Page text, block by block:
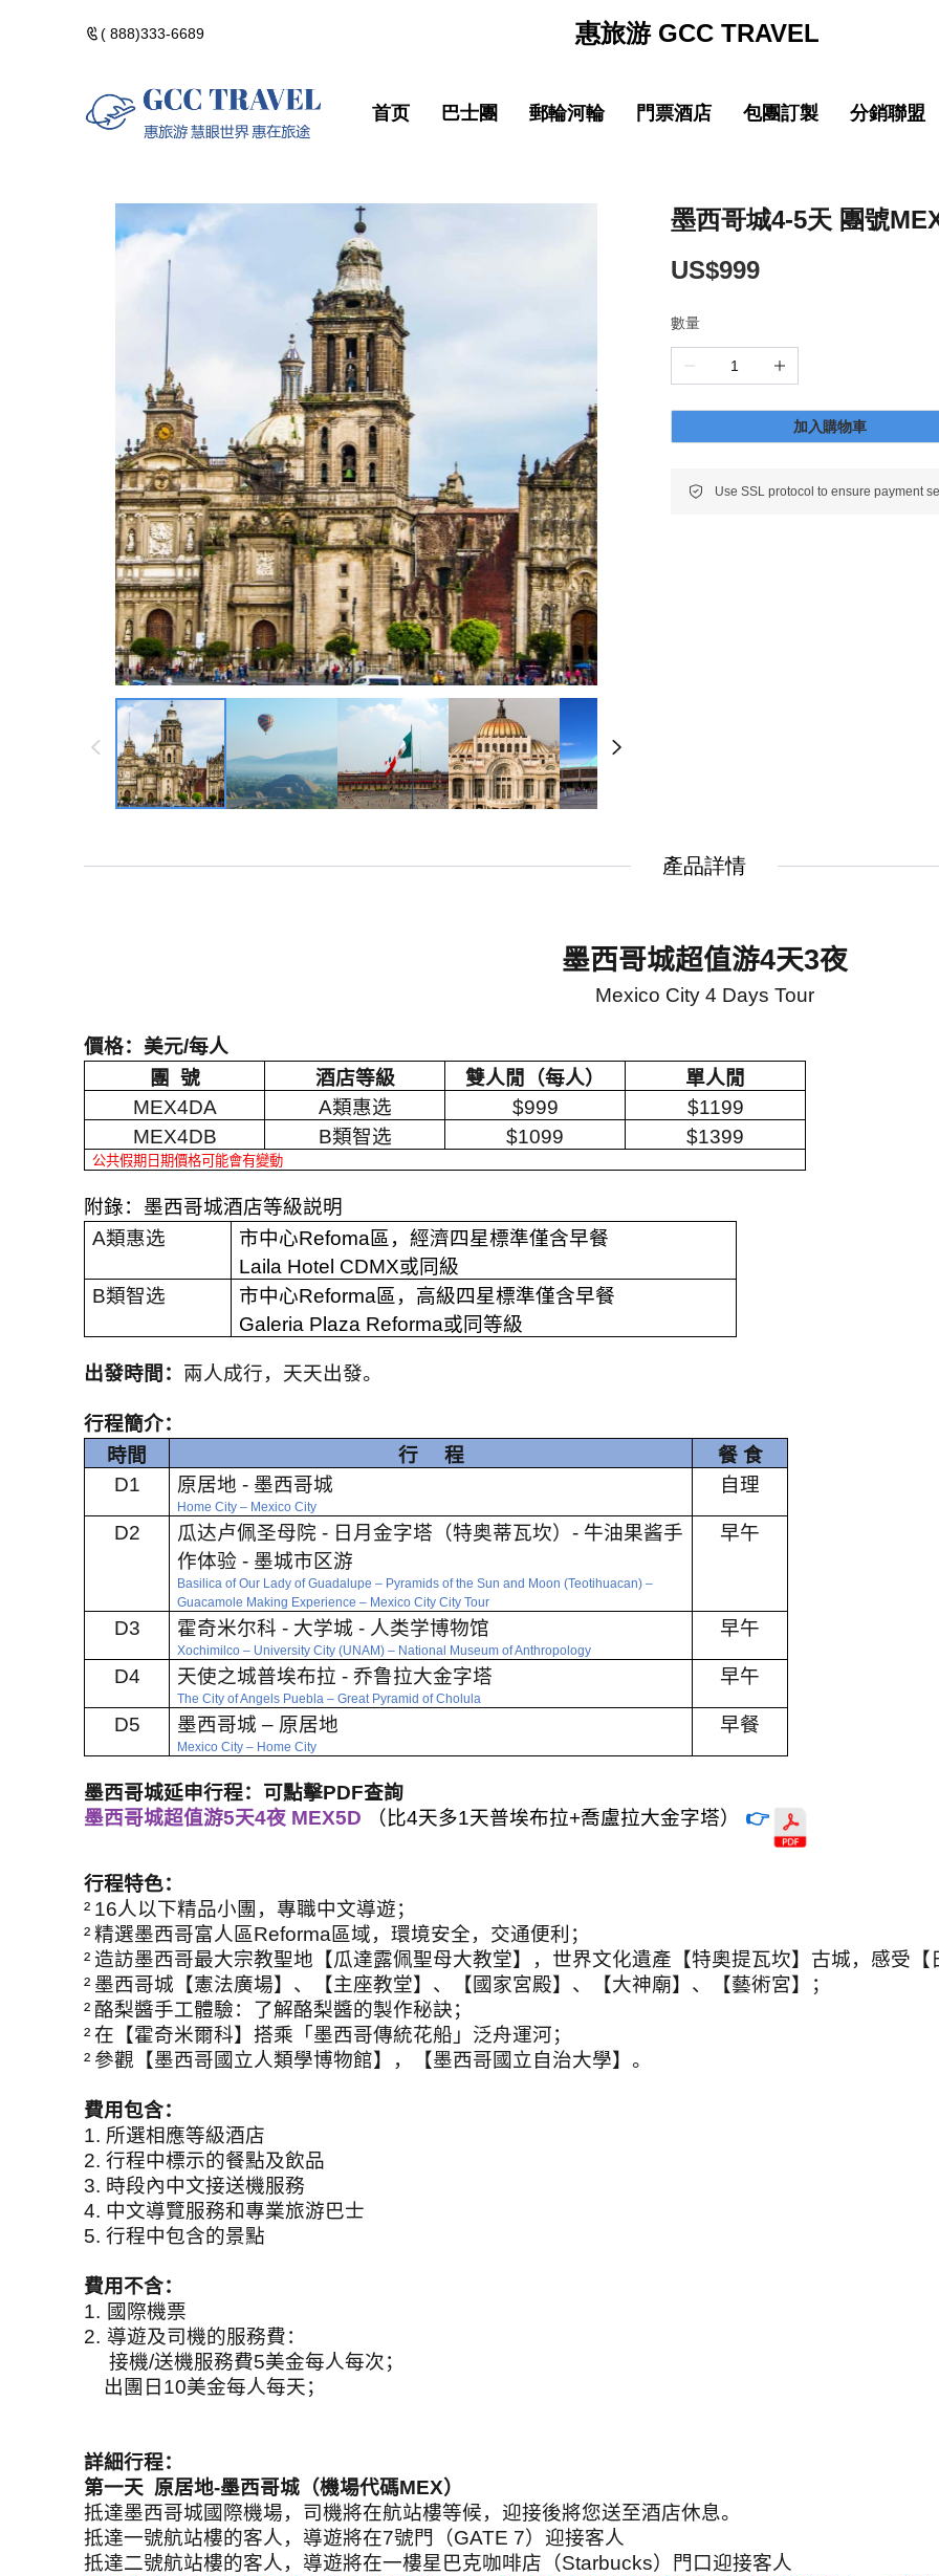
( 888)333-6689 惠旅游 GCC TRAVEL
黃石國家公園
加拿大落基山
美國西部遊
美國東部遊
夏威夷群島・精選
北極光觀測・精選
佛州陽光・美國城市
墨西哥 ・中南美洲
奢華 歐洲甄選
澳大利亞 新西蘭
非洲 中東 中亞
惠旅全球甄選
輕旅行(美洲)
輕旅行(歐洲)
New
New
河輪熱門路線
維京熱門路線(VIKING)
中文導遊河輪路線
郵輪品牌專區
精選酒店
點擊添加企業微信 點擊添加企業LINE
首页 巴士團
黃石國家公園
加拿大落基山
美國西部遊
美國東部遊
夏威夷群島・精選
北極光觀測・精選
佛州陽光・美國城市
墨西哥 ・中南美洲
品質 亞洲精選
超值 亞洲精選
品質 歐洲環線
奢華 歐洲甄選
澳大利亞 新西蘭
非洲 中東 中亞
惠旅全球甄選
輕旅行(美洲)
輕旅行(歐洲)
New
New
郵輪河輪
河輪熱門路線
維京熱門路線(VIKING)
中文導遊河輪路線
郵輪品牌專區
門票酒店
精選酒店
包團訂製 分銷聯盟
點擊添加企業微信
墨西哥城4-5天 團號
US$999
數量
加入購物車
產品詳情
墨西哥城超值游4天3夜
Mexico City 4 Days Tour
價格：美元/每人
團
號 酒店等級 雙人閒（每人）
單人閒
MEX4DA
A類惠选 $999
$1199
MEX4DB
B類智选 $1099 $1399
公共假期日期價格可能會有變動
附錄：墨西哥城酒店等級説明
A類惠选 市中心Refoma區，經濟四星標準僅含早餐
Laila Hotel CDMX或同級
B類智选 市中心Reforma區，高級四星標準僅含早餐
Galeria Plaza Reforma或同等級
出發時間： 兩人成行，天天出發。
行程簡介：
時間
行 程
餐 食
D1
原居地 - 墨西哥城
Home City– Mexico City
自理
D2 瓜达卢佩圣母院 - 日月金字塔（特奥蒂瓦坎）- 牛油果酱手
作体验 - 墨城市区游
Basilica of Our Lady of Guadalupe– Pyramids of the Sun and Moon (Teotihuacan)–
Guacamole Making Experience– Mexico City City Tour
早午
D3 霍奇米尔科 - 大学城 - 人类学博物馆
Xochimilco– University City (UNAM)– National Museum of Anthropology
早午
D4 天使之城普埃布拉 -乔鲁拉大金字塔
The City of Angels Puebla– Great Pyramid of Cholula
早午
D5 墨西哥城 – 原居地
Mexico City– Home City
早餐
墨西哥城延申行程：可點擊PDF查詢
墨西哥城超值游5天4夜 MEX5D
（比4天多1天普埃布拉+喬盧拉大金字塔） 👉
行程特色：
² 16人以下精品小團，專職中文導遊；
²精選墨西哥富人區Reforma區域，環境安全，交通便利；
²造訪墨西哥最大宗教聖地【瓜達露佩聖母大教堂】，世界文化遺產【特奧提瓦坎】古城，感受【
² 墨西哥城【憲法廣場】、【主座教堂】、【國家宮殿】、【大神廟】、【藝術宮】；
² 酪梨醬手工體驗：了解酪梨醬的製作秘訣；
²在【霍奇米爾科】搭乘「墨西哥傳統花船」泛舟運河；
² 參觀【墨西哥國立人類學博物館】，【墨西哥國立自治大學】。
費用包含：
1. 所選相應等級酒店
2. 行程中標示的餐點及飲品
3. 時段內中文接送機服務
4. 中文導覽服務和專業旅游巴士
5. 行程中包含的景點
費用不含：
1. 國際機票
2. 導遊及司機的服務費：
接機/送機服務費5美金每人每次；
出團日 10美金每人每天；
詳細行程：
第一天 原居地-墨西哥城（機場代碼MEX）
抵達墨西哥城國際機場，司機將在航站樓等候，迎接後將您送至酒店休息。
抵達一號航站樓的客人，導遊將在7號門（GATE 7）迎接客人
抵達二號航站樓的客人，導遊將在一樓星巴克咖啡店（Starbucks）門口迎接客人